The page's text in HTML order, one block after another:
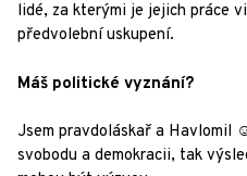
lidé, za kterými je jejich práce
předvolební uskupení.
Máš politické vyznání?
Jsem pravdoláskař a Havlomil
svobodu a demokracii, tak